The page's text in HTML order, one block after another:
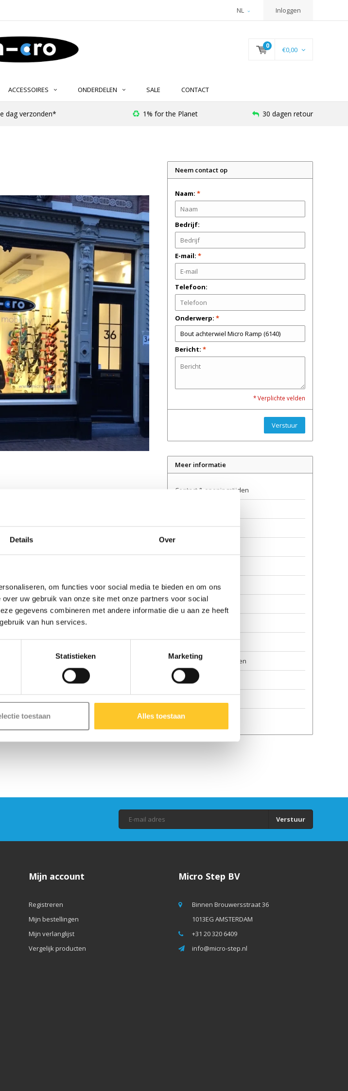
Details Over
om functies voor social media te bieden en om ons
uw gebruik van onze site met onze partners voor social
gegevens combineren met andere informatie die u aan ze heeft
van hun services.
Statistieken Marketing
toestaan Alles toestaan
NL Inloggen
0 €0,00
ACCESSOIRES ONDERDELEN SALE CONTACT
dag verzonden* 1% for the Planet 30 dagen retour
Neem contact op
Naam: *
Bedrijf:
E-mail: *
Telefoon:
Onderwerp: *
Bericht: *
* Verplichte velden
Verstuur
Meer informatie
Contact & openingstijden
Levering
Over ons
Veilig steppen
Awards
Algemene voorwaarden
Duurzaamheid
Auteursrecht
Verstuur
Mijn account
Registreren
Mijn bestellingen
Mijn verlanglijst
Vergelijk producten
Micro Step BV
Binnen Brouwersstraat 36
1013EG AMSTERDAM
+31 20 320 6409
info@micro-step.nl